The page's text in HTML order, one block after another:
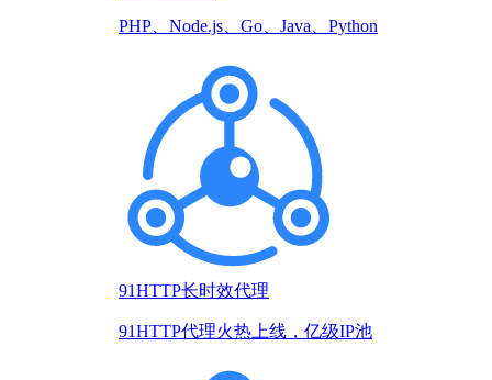
PHP、Node.js、Go、Java、Python
91HTTP长时效代理
91HTTP代理火热上线，亿级IP池